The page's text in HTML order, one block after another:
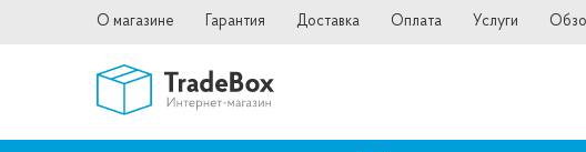
О магазине Гарантия Доставка Оплата Услуги